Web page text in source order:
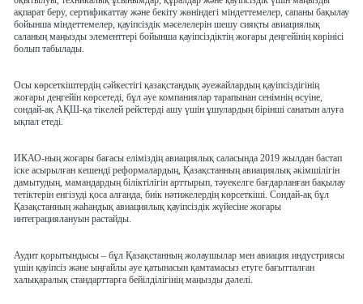
ақпарат беру, сертификаттау және бекіту жөніндегі міндеттемелер, сапаны бақылау
бойынша міндеттемелер, қауіпсіздік мәселелерін шешу сияқты авиациялық
саланың маңызды элементтері бойынша қауіпсіздіктің жоғары деңгейінің көрінісі
болып табылады.
Осы көрсеткіштердің сәйкестігі қазақстандық әуежайлардың қауіпсіздігінің
жоғары деңгейін көрсетеді, бұл әуе компаниялар тарапынан сенімнің өсуіне,
сондай-ақ АҚШ-қа тікелей рейстерді ашу үшін ұшулардың бірінші санатын алуға
ықпал етеді.
ИКАО-ның жоғары бағасы еліміздің авиациялық саласында 2019 жылдан бастап
іске асырылған кешенді реформалардың, Қазақстанның авиациялық әкімшілігін
дамытудың, мамандардың біліктілігін арттырып, тәуекелге бағдарланған бақылау
тетіктерін енгізуді қоса алғанда, биік нәтижелердің көрсеткіші. Сондай-ақ бұл
Қазақстанның жаһандық авиациялық қауіпсіздік жүйесіне жоғары
интеграциялануын растайды.
Аудит қорытындысы – бұл Қазақстанның жолаушылар мен авиация индустриясы
үшін қауіпсіз және ыңғайлы әуе қатынасын қамтамасыз етуге бағытталған
халықаралық стандарттарға бейілділігінің маңызды дәлелі.